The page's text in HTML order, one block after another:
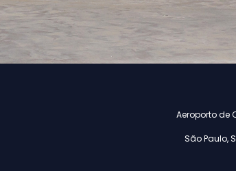
Aeroporto de
São Paulo,